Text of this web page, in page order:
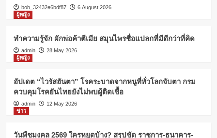
bob_32432e6bdf87
6 August 2026
ผู้หญิง
ทำความรู้จัก ผักพ่อค้าตีเมีย สมุนไพรชื่อแปลกที่มีดีกว่าที่คิด
admin
28 May 2026
ผู้หญิง
อัปเดต “ไวรัสฮันตา” โรคระบาดจากหนูที่ทั่วโลกจับตา กรม
ควบคุมโรคยันไทยยังไม่พบผู้ติดเชื้อ
admin
12 May 2026
ข่าว
วันพืชมงคล 2569 ใครหยุดบ้าง? สรุปชัด ราชการ-ธนาคาร-